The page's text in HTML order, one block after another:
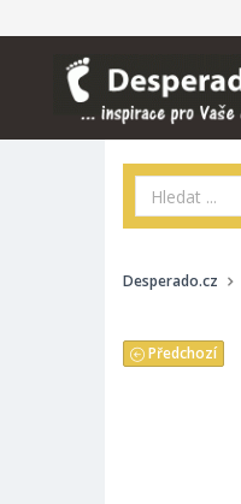
Desperado.cz
Předchozí